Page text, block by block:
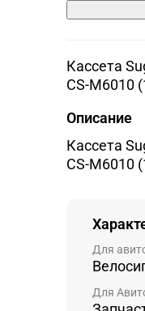
Кассета
CS-M6010
Описание
Кассета
CS-M6010
Для
Для